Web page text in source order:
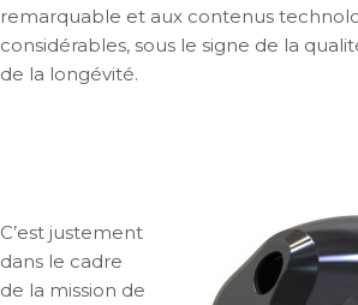
remarquable et aux contenus
considérables, sous le signe de la
de la longévité.
C’est justement
dans le cadre
de la mission de